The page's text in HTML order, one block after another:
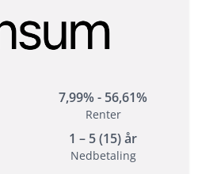
kr til hva du vil
refinansiering
inntekt
7,99% - 56,61%
Renter
1 – 5 (15) år
Nedbetaling